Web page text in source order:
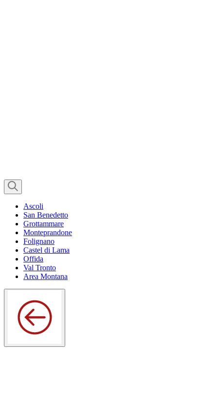
Ascoli
San Benedetto
Grottammare
Monteprandone
Folignano
Castel di Lama
Offida
Val Tronto
Area Montana